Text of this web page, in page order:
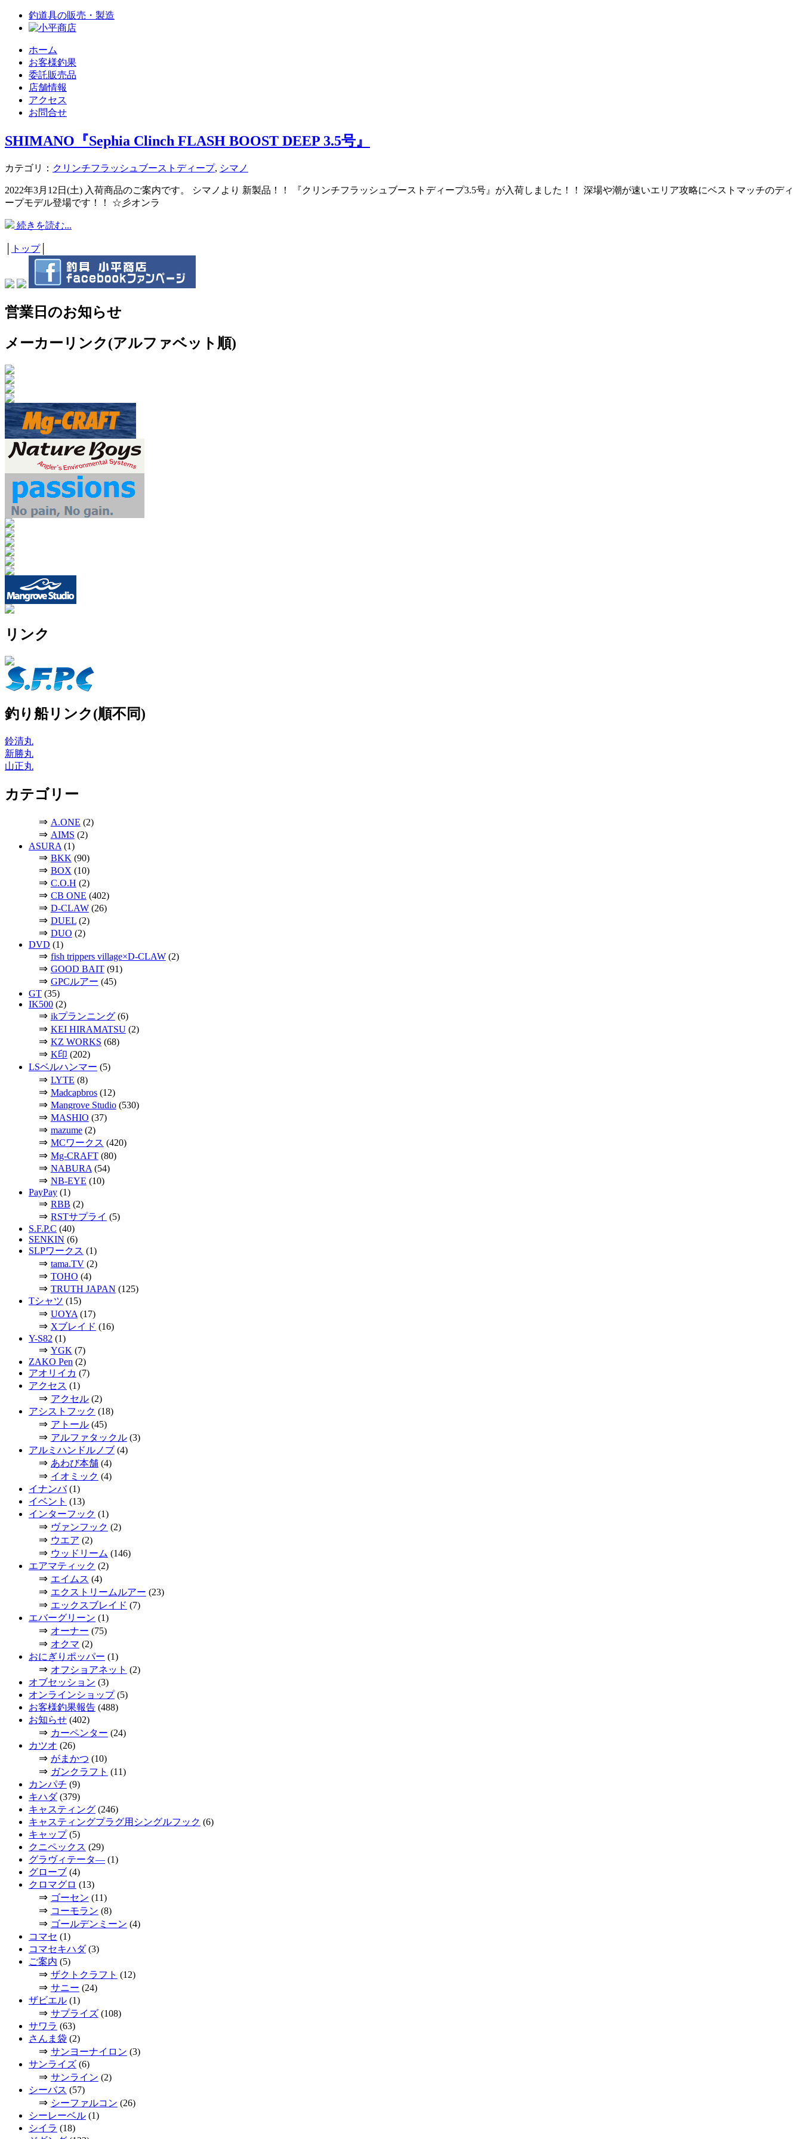
釣道具の販売・製造
ホーム
お客様釣果
委託販売品
店舗情報
アクセス
お問合せ
SHIMANO『Sephia Clinch FLASH BOOST DEEP 3.5号』
カテゴリ： クリンチフラッシュブーストディープ, シマノ
2022年3月12日(土) 入荷商品のご案内です。 シマノより 新製品！！ 『クリンチフラッシュブーストディープ3.5号』が入荷しました！！ 深場や潮が速いエリア攻略にベストマッチのディ
ープモデル登場です！！ ☆彡オンラ
続きを読む...
トップ│
営業日のお知らせ
メーカーリンク(アルファベット順)
リンク
釣り船リンク(順不同)
鈴清丸
新勝丸
山正丸
カテゴリー
⇒ A.ONE (2)
⇒ AIMS (2)
ASURA (1)
⇒ BKK (90)
⇒ BOX (10)
⇒ C.O.H (2)
⇒ CB ONE (402)
⇒ D-CLAW(26)
⇒ DUEL(2)
⇒ DUO (2)
DVD (1)
⇒ fish trippers village×D-CLAW(2)
⇒ GOOD BAIT(91)
⇒ GPCルアー (45)
GT (35)
IK500 (2)
⇒ ikプランニング(6)
⇒ KEI HIRAMATSU(2)
⇒ KZ WORKS (68)
⇒ K印 (202)
LSベルハンマー (5)
⇒ LYTE (8)
⇒ Madcapbros(12)
⇒ Mangrove Studio(530)
⇒ MASHIO (37)
⇒ mazume(2)
⇒ MCワークス (420)
⇒ Mg-CRAFT(80)
⇒ NABURA (54)
⇒ NB-EYE (10)
PayPay (1)
⇒ RBB (2)
⇒ RSTサプライ (5)
S.F.P.C (40)
SENKIN (6)
SLPワークス (1)
⇒ tama.TV(2)
⇒ TOHO (4)
⇒ TRUTH JAPAN (125)
Tシャツ (15)
⇒ UOYA (17)
⇒ Xブレイド (16)
Y-S82 (1)
⇒ YGK (7)
ZAKO Pen (2)
アオリイカ (7)
アクセス (1)
⇒ アクセル(2)
アシストフック (18)
⇒ アトール(45)
⇒ アルファタックル(3)
アルミハンドルノブ (4)
⇒ あわび本舗(4)
⇒ イオミック (4)
イナンバ(1)
イベント (13)
インターフック (1)
⇒ ヴァンフック (2)
⇒ ウエア (2)
⇒ ウッドリーム (146)
エアマティック (2)
⇒ エイムス (4)
⇒ エクストリームルアー (23)
⇒ エックスブレイド (7)
エバーグリーン (1)
⇒ オーナー (75)
⇒ オクマ (2)
おにぎりポッパー (1)
⇒ オフショアネット (2)
オブセッション (3)
オンラインショップ(5)
お客様釣果報告 (488)
お知らせ (402)
⇒ カーペンター (24)
カツオ (26)
⇒ がまかつ (10)
⇒ ガンクラフト (11)
カンパチ (9)
キハダ(379)
キャスティング (246)
キャスティングプラグ用シングルフック (6)
キャップ(5)
クニペックス (29)
グラヴィテータ― (1)
グローブ (4)
クロマグロ (13)
⇒ ゴーセン (11)
⇒ コーモラン (8)
⇒ ゴールデンミーン (4)
コマセ (1)
コマセキハダ(3)
ご案内 (5)
⇒ ザクトクラフト (12)
⇒ サニー (24)
ザビエル (1)
⇒ サプライズ(108)
サワラ (63)
さんま袋 (2)
⇒ サンヨーナイロン (3)
サンライズ (6)
⇒ サンライン (2)
シーバス (57)
⇒ シーファルコン (26)
シーレーベル (1)
シイラ (18)